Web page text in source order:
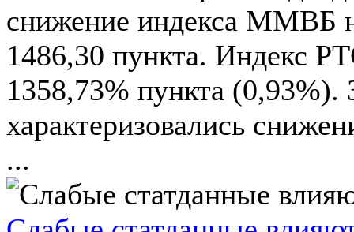
снижение индекса ММВБ
1486,30 пункта. Индекс
1358,73% пункта
характеризовались
...